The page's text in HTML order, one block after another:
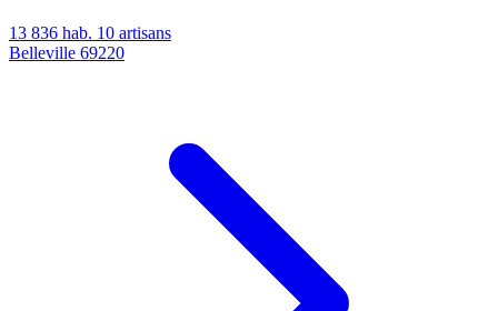
13 836 hab. 10 artisans
Belleville 69220